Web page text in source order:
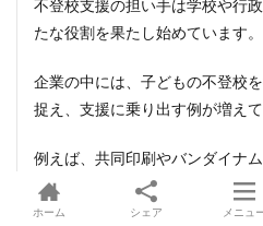
不登校支援の担い手は学校や行
たな役割を果たし始めています。
企業の中には、子どもの不登校
捉え、支援に乗り出す例が増えて
例えば、共同印刷やバンダイナ
子どもの不登校を理由とした休
導入しており、従業員のウェル
ホーム シェア メニュ